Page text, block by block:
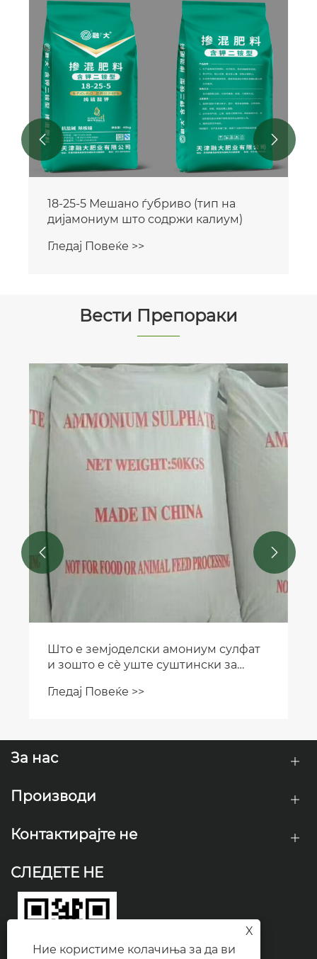
19-31-4 Мешано ѓубриво (тип на
дијамониум што содржи калиум)
Гледај Повеќе >>
 
Вести Препораки
Што ги прави обичните серии на
мешани ѓубрива неопходни за
современото земјоделство?
Гледај Повеќе >>
 
За нас
Производи
Контактирајте не
СЛЕДЕТЕ НЕ
X
Ние користиме колачиња за да ви